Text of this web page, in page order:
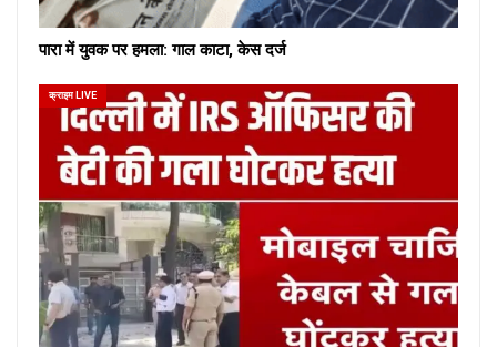
पारा में युवक पर हमला: गाल काटा, केस दर्ज
क्राइम LIVE